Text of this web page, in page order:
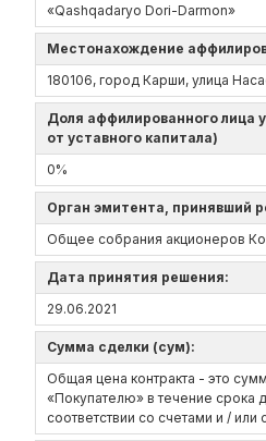
«Qаshqаdаryo Dori-Darmon»
Местонахождение
180106, город Карши, улица
Доля аффилированного лица
от уставного капитала)
0%
Орган эмитента, принявший
Общее собрания акционеров
Дата принятия решения:
29.06.2021
Сумма сделки (сум):
Общая цена контракта - это
«Покупателю» в течение срока
соответствии со счетами и / или